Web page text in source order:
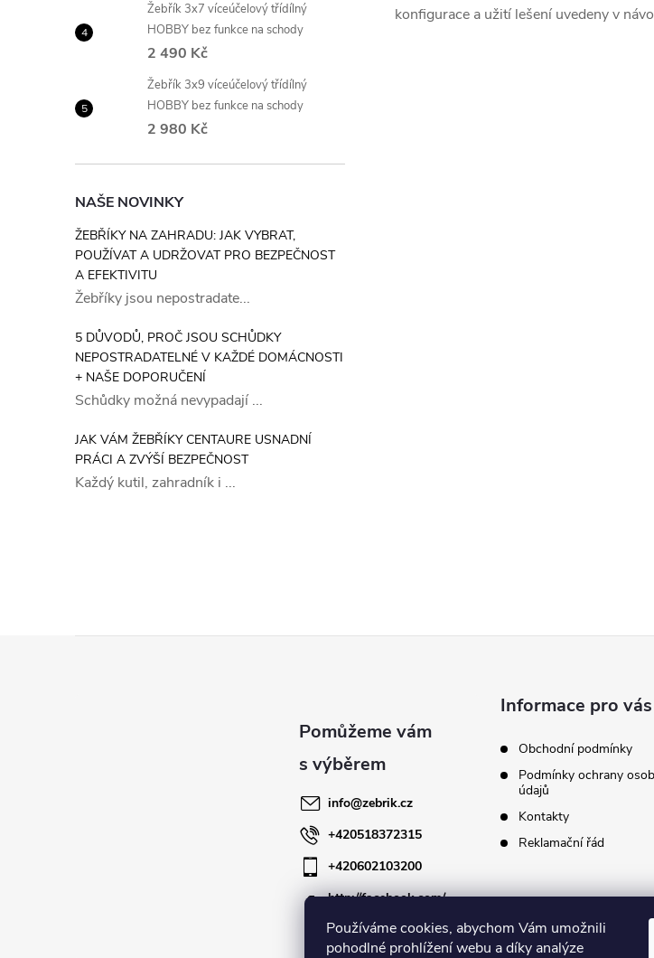
Používáme cookies, abychom Vám umožnili
pohodlné prohlížení webu a díky analýze
Žebřík 3x7 víceúčelový třídílný
HOBBY bez funkce na schody
2 490 Kč
Žebřík 3x9 víceúčelový třídílný
HOBBY bez funkce na schody
2 980 Kč
NAŠE NOVINKY
ŽEBŘÍKY NA ZAHRADU: JAK VYBRAT,
POUŽÍVAT A UDRŽOVAT PRO BEZPEČNOST
A EFEKTIVITU
Žebříky jsou nepostradate...
5 DŮVODŮ, PROČ JSOU SCHŮDKY
NEPOSTRADATELNÉ V KAŽDÉ DOMÁCNOSTI
+ NAŠE DOPORUČENÍ
Schůdky možná nevypadají ...
JAK VÁM ŽEBŘÍKY CENTAURE USNADNÍ
PRÁCI A ZVÝŠÍ BEZPEČNOST
Každý kutil, zahradník i ...
konfigurace a užití lešení uvedeny v
info@zebrik.cz
+420518372315
+420602103200
http://facebook.com/
Informace pro vás
Obchodní podmínky
Podmínky ochrany
údajů
Kontakty
Reklamační řád